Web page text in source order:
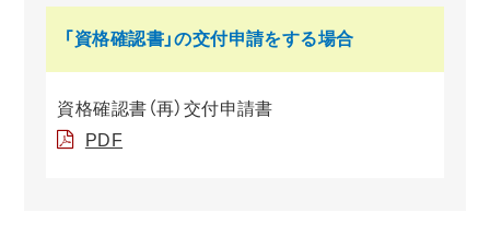
「資格確認書」の交付申請をする場合
資格確認書（再）交付申請書
PDF